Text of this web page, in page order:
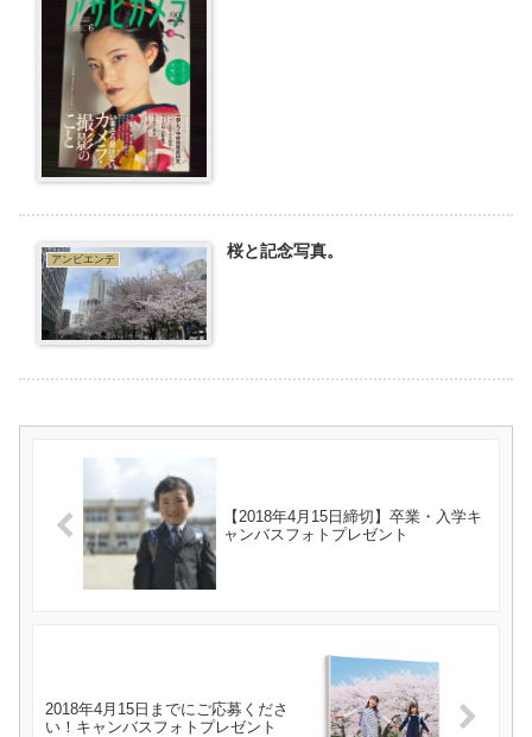
アンビエンテ 桜と記念写真。
【2018年4月15日締切】卒業・入学キ
ャンバスフォトプレゼント
2018年4月15日までにご応募くださ
い！キャンバスフォトプレゼント